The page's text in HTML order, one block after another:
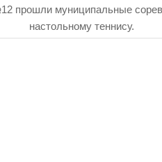
прошли муниципальные
настольному теннису.